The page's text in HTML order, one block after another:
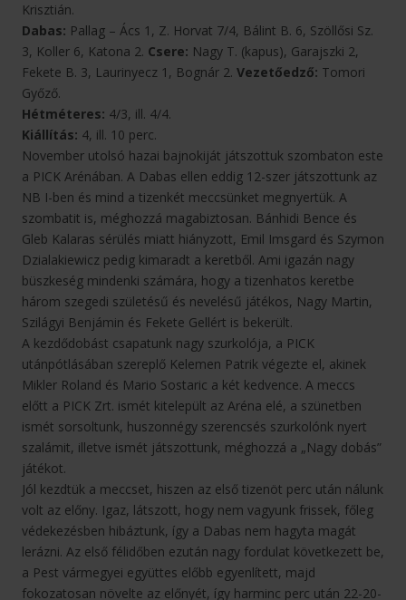
Krisztián.
Dabas: Pallag – Ács 1, Z. Horvat 7/4, Bálint B. 6, Szöllősi Sz.
3, Koller 6, Katona 2. Csere: Nagy T. (kapus), Garajszki 2,
Fekete B. 3, Laurinyecz 1, Bognár 2. Vezetőedző: Tomori
Győző.
Hétméteres: 4/3, ill. 4/4.
Kiállítás: 4, ill. 10 perc.
November utolsó hazai bajnokiját játszottuk szombaton este
a PICK Arénában. A Dabas ellen eddig 12-szer játszottunk az
NB I-ben és mind a tizenkét meccsünket megnyertük. A
szombatit is, méghozzá magabiztosan. Bánhidi Bence és
Gleb Kalaras sérülés miatt hiányzott, Emil Imsgard és Szymon
Dzialakiewicz pedig kimaradt a keretből. Ami igazán nagy
büszkeség mindenki számára, hogy a tizenhatos keretbe
három szegedi születésű és nevelésű játékos, Nagy Martin,
Szilágyi Benjámin és Fekete Gellért is bekerült.
A kezdődobást csapatunk nagy szurkolója, a PICK
utánpótlásában szereplő Kelemen Patrik végezte el, akinek
Mikler Roland és Mario Sostaric a két kedvence. A meccs
előtt a PICK Zrt. ismét kitelepült az Aréna elé, a szünetben
ismét sorsoltunk, huszonnégy szerencsés szurkolónk nyert
szalámit, illetve ismét játszottunk, méghozzá a „Nagy dobás”
játékot.
Jól kezdtük a meccset, hiszen az első tizenöt perc után nálunk
volt az előny. Igaz, látszott, hogy nem vagyunk frissek, főleg
védekezésben hibáztunk, így a Dabas nem hagyta magát
lerázni. Az első félidőben ezután nagy fordulat következett be,
a Pest vármegyei együttes előbb egyenlített, majd
fokozatosan növelte az előnyét, így harminc perc után 22-20-